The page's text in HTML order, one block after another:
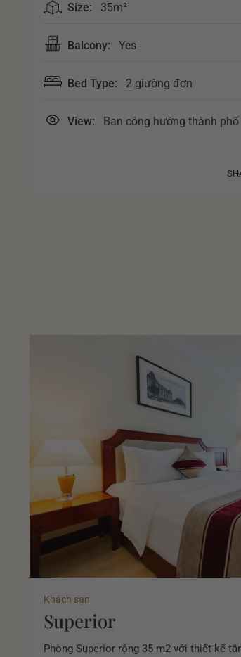
Size: 35m²
Balcony: Yes
Bed Type: 2 giường đơn
View: Ban công hướng thành
Khách sạn
Superior
Phòng Superior rộng 35 m2 với thiết kế